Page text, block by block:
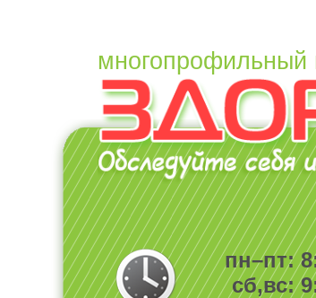
многопрофильный
пн–пт:
сб,вс: